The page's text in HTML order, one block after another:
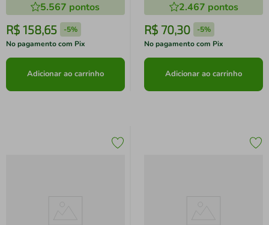
5.567 pontos
R$ 158,65 -5%
No pagamento com Pix
Adicionar ao carrinho
2.467 pontos
R$ 70,30 -5%
No pagamento com Pix
Adicionar ao carrinho